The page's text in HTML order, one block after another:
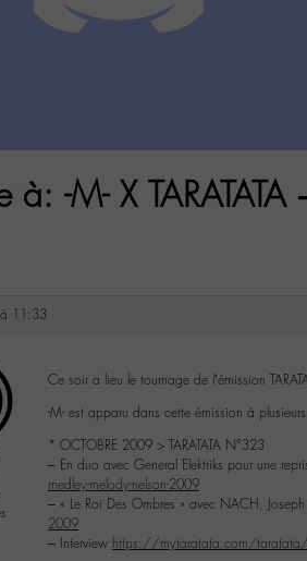
à: -M- X
11:33
Ce soir a lieu le tournage de l’émission
-M- est apparu dans cette émission à
* OCTOBRE 2009 > TARATATA N°323
– En duo avec General Elektriks pour une
medley-melody-nelson-2009
– « Le Roi Des Ombres » avec NACH,
2009
– Interview https://mytaratata.com/taratata/